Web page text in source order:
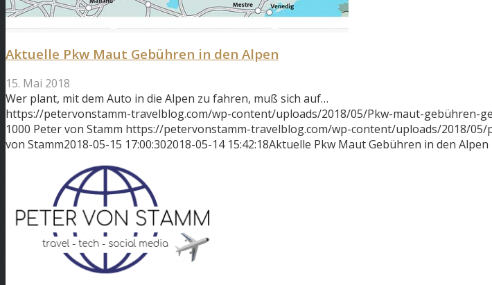
Aktuelle Pkw Maut Gebühren in den Alpen
15. Mai 2018
Wer plant, mit dem Auto in die Alpen zu fahren, muß sich auf…
https://petervonstamm-travelblog.com/wp-content/uploads/2018/05/Pkw-maut-gebühren-
1000 Peter von Stamm https://petervonstamm-travelblog.com/wp-content/uploads/2018/
von Stamm2018-05-15 17:00:302018-05-14 15:42:18Aktuelle Pkw Maut Gebühren in den Alpen